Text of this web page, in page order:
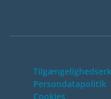
Persondatapolitik
Cookies